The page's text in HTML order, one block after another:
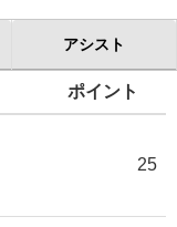
アシスト
ポイント
25